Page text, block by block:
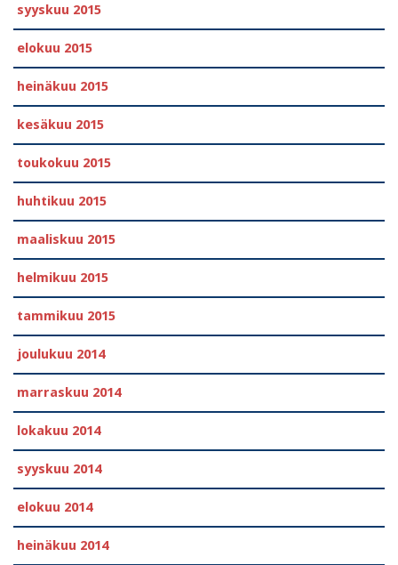
syyskuu 2015
elokuu 2015
heinäkuu 2015
kesäkuu 2015
toukokuu 2015
huhtikuu 2015
maaliskuu 2015
helmikuu 2015
tammikuu 2015
joulukuu 2014
marraskuu 2014
lokakuu 2014
syyskuu 2014
elokuu 2014
heinäkuu 2014